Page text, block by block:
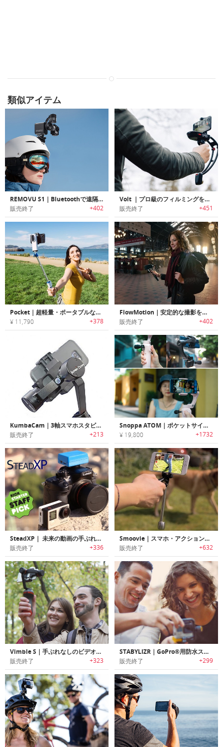
類似アイテム
REMOVU S1｜Bluetoothで遠隔操作できるGoPro用3軸ジンバル「レモヴュS1」
販売終了 +402
Volt ｜プロ級のフィルミングを可能にするスマホ用スタビライザー「ボルト」
販売終了 +451
Pocket｜超軽量・ポータブルなスマホ用ポケットスタビライザー「ポケット」
¥ 11,790 +378
FlowMotion｜安定的な撮影を可能にするスマホ用スタビライザー「フローモーション」
販売終了 +402
KumbaCam｜3軸スマホスタビライザー「クンバカム」
販売終了 +213
Snoppa ATOM｜ポケットサイズの折りたたみ式スマートフォン用3軸ジンバル「アトム」
¥ 19,800 +1732
SteadXP｜ 未来の動画の手ぶれ補正デバイス「ステッドXP」
販売終了 +336
Smoovie｜スマホ・アクションカム用ポータブルスタビライザー「スムービー」
販売終了 +632
Vimble S｜手ぶれなしのビデオ撮影を可能にするスマホ用スタビライザー「ビンブルS」
販売終了 +323
STABYLIZR｜GoPro®用防水スタビライザー「ステイブライザー」
販売終了 +299